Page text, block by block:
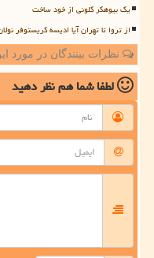
یک بیوهکر کلونی از خود ساخت
از تروا تا تهران آیا ادیسه کریستوفر
نظرات بینندگان در مورد
لطفا شما همنظر دهید